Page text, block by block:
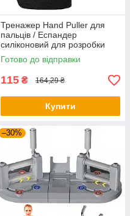
Тренажер Hand Puller для
пальців / Еспандер
силіконовий для розробки
пальців руки
Готово до відправки
115 ₴ 164,29 ₴
Купити
–30%